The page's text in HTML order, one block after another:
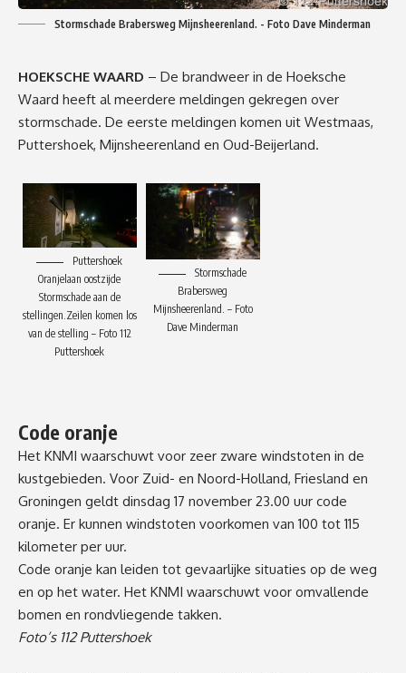
Stormschade Brabersweg Mijnsheerenland. - Foto Dave Minderman
HOEKSCHE WAARD – De brandweer in de Hoeksche
Waard heeft al meerdere meldingen gekregen over
stormschade. De eerste meldingen komen uit Westmaas,
Puttershoek, Mijnsheerenland en Oud-Beijerland.
Puttershoek
Oranjelaan oostzijde
Stormschade aan de
stellingen.Zeilen komen los
van de stelling – Foto 112
Puttershoek
Stormschade
Brabersweg
Mijnsheerenland. – Foto
Dave Minderman
Code oranje
Het KNMI waarschuwt voor zeer zware windstoten in de
kustgebieden. Voor Zuid- en Noord-Holland, Friesland en
Groningen geldt dinsdag 17 november 23.00 uur code
oranje. Er kunnen windstoten voorkomen van 100 tot 115
kilometer per uur.
Code oranje kan leiden tot gevaarlijke situaties op de weg
en op het water. Het KNMI waarschuwt voor omvallende
bomen en rondvliegende takken.
Foto’s 112 Puttershoek